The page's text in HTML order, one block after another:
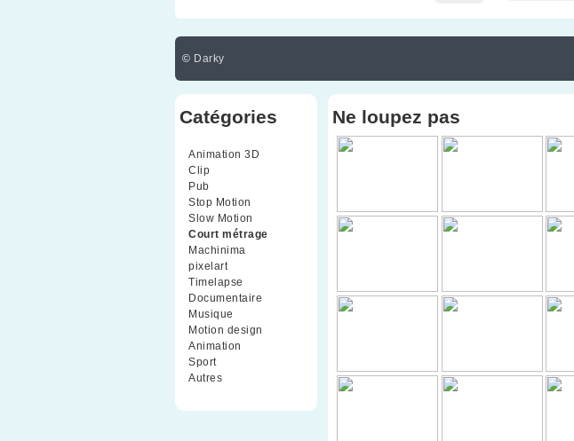
© Darky
Catégories
Animation 3D
Clip
Pub
Stop Motion
Slow Motion
Court métrage
Machinima
pixelart(10)
Timelapse
Documentaire
Musique
Motion design
Animation
Sport(2)
Autres
Ne loupez pas